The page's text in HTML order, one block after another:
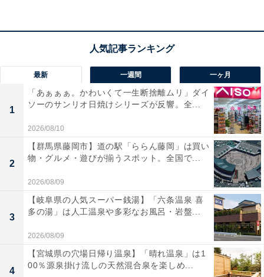
最新 一週間 一ヶ月
1
「あぁぁぁ。かわいくて一生断捨離ムリ」ダイ
ソーのサンリオ日焼けシリーズが反響。全...
2026/08/10
2
【群馬県藤岡市】道の駅「ららん藤岡」は買い
物・グルメ・遊びが揃うスポット。全国で...
2026/08/09
3
【岐阜県の人気スーパー銭湯】「六条温泉 喜
多の湯」は人工温泉や多彩なお風呂・岩盤...
2026/08/09
4
【宮城県の穴場日帰り温泉】「晴れ温泉」は1
00％源泉掛け流しの天然混合泉を楽しめ...